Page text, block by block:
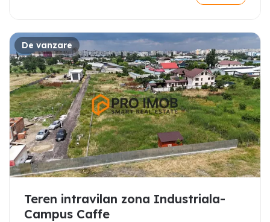
De vanzare
Teren intravilan zona Industriala-
Campus Caffe